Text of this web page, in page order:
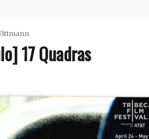
17 Quadras